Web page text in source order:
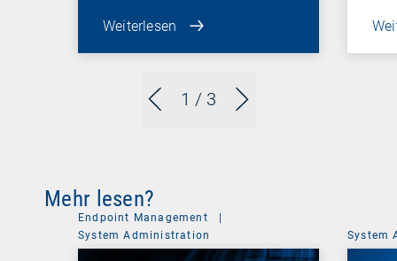
1 / 3
Weiterlesen
Mehr lesen?
Endpoint Management
System Administration
System